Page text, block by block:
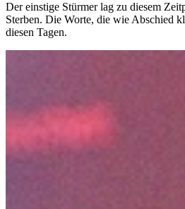
Der einstige Stürmer lag zu diesem
Sterben. Die Worte, die wie Abschied
diesen Tagen.